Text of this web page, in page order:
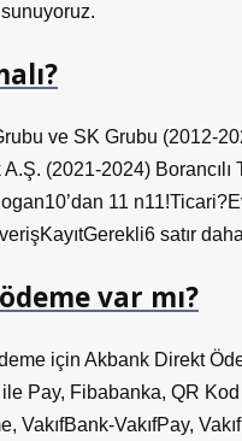
ve SK Grubu (2012-
(2021-2024) Borancılı
11
satır daha
var mı?
için Akbank Direkt
ile Pay, Fibabanka, QR
VakıfBank-VakıfPay, Vakıf